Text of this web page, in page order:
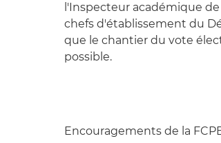
l'Inspecteur académique
chefs d'établissement du
que le chantier du vote
possible.
Encouragements de la